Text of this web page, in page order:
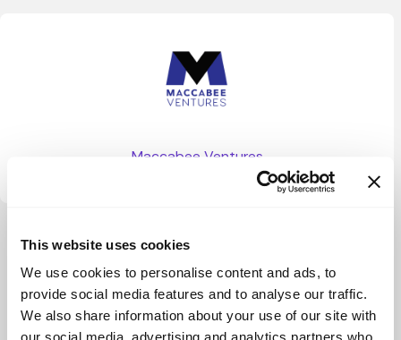
This website uses cookies
We use cookies to personalise content and ads, to
provide social media features and to analyse our traffic.
We also share information about your use of our site with
Maccabee Ventures